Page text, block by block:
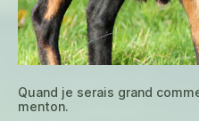
Quand je serais grand
menton.